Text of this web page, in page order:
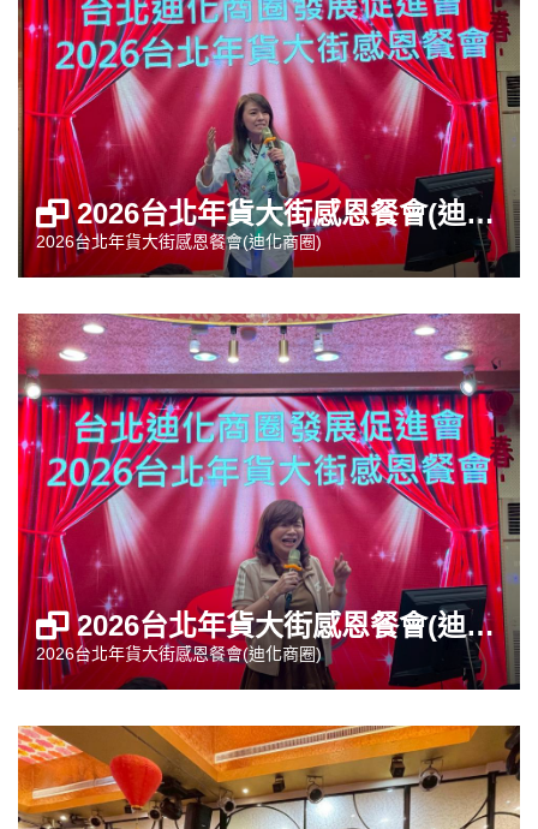
2026台北年貨大街感恩餐會(迪化商圈)
2026台北年貨大街感恩餐會(迪化商圈)
2026台北年貨大街感恩餐會(迪化商圈)
2026台北年貨大街感恩餐會(迪化商圈)